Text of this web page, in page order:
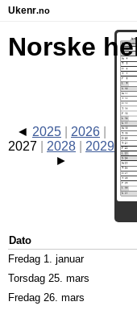
Ukenr.no
Kalender med
Ukenummer og
Personvern og
Norske
2025
2026
2027
2028 2029
Dato
Fredag 1. januar
Torsdag 25. mars
Fredag 26. mars